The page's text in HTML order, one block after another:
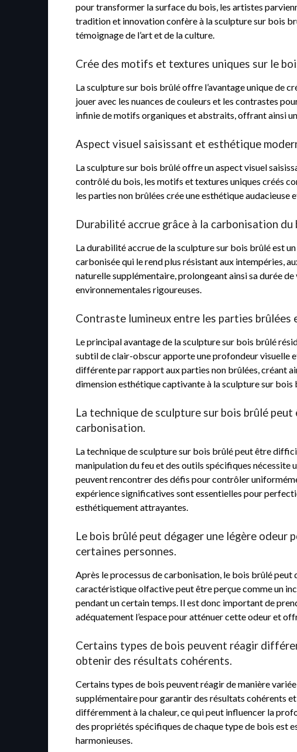
pour transformer la surface du bois, les artistes
tradition et innovation confère à la sculpture sur bois
témoignage de l’art et de la culture.
Crée des motifs et textures uniques sur le
La sculpture sur bois brûlé offre l’avantage unique de
jouer avec les nuances de couleurs et les contrastes
infinie de motifs organiques et abstraits, offrant ainsi
Aspect visuel saisissant et esthétique
La sculpture sur bois brûlé offre un aspect visuel
contrôlé du bois, les motifs et textures uniques créés
les parties non brûlées crée une esthétique
Durabilité accrue grâce à la carbonisation du
La durabilité accrue de la sculpture sur bois brûlé est
carbonisée qui le rend plus résistant aux intempéries,
naturelle supplémentaire, prolongeant ainsi sa durée
environnementales rigoureuses.
Contraste lumineux entre les parties brûlées
Le principal avantage de la sculpture sur bois brûlé
subtil de clair-obscur apporte une profondeur visuelle
différente par rapport aux parties non brûlées, créant
dimension esthétique captivante à la sculpture sur bois
La technique de sculpture sur bois brûlé
carbonisation.
La technique de sculpture sur bois brûlé peut être
manipulation du feu et des outils spécifiques nécessite
peuvent rencontrer des défis pour contrôler
expérience significatives sont essentielles pour
esthétiquement attrayantes.
Le bois brûlé peut dégager une légère
certaines personnes.
Après le processus de carbonisation, le bois brûlé
caractéristique olfactive peut être perçue comme un
pendant un certain temps. Il est donc important de
adéquatement l’espace pour atténuer cette odeur et
Certains types de bois peuvent réagir
obtenir des résultats cohérents.
Certains types de bois peuvent réagir de manière
supplémentaire pour garantir des résultats cohérents
différemment à la chaleur, ce qui peut influencer la
des propriétés spécifiques de chaque type de bois est
harmonieuses.